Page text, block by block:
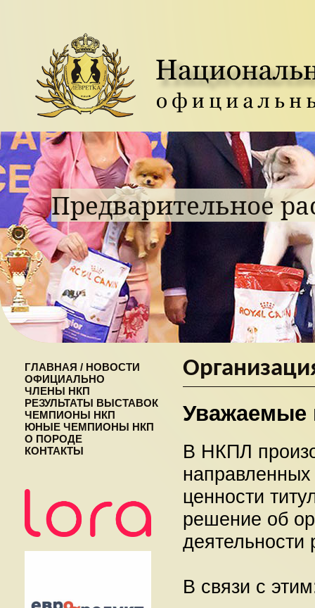
моно на 2020
ГЛАВНАЯ / НОВОСТИ
ОФИЦИАЛЬНО
ЧЛЕНЫ НКП
РЕЗУЛЬТАТЫ ВЫСТАВОК
ЧЕМПИОНЫ НКП
ЮНЫЕ ЧЕМПИОНЫ НКП
О ПОРОДЕ
КОНТАКТЫ
Уважаемые
В НКПЛ
ценности
решение об
деятельности
В связи с